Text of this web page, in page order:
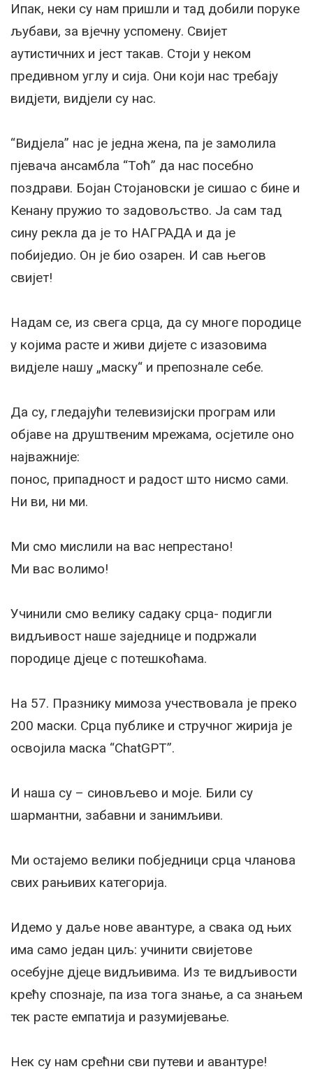
Ипак, неки су нам пришли и тад добили поруке
љубави, за вјечну успомену. Свијет
аутистичних и јест такав. Стоји у неком
предивном углу и сија. Они који нас требају
видјети, видјели су нас.
“Видјела” нас је једна жена, па је замолила
пјевача ансамбла “Тоћ” да нас посебно
поздрави. Бојан Стојановски је сишао с бине и
Кенану пружио то задовољство. Ја сам тад
сину рекла да је то НАГРАДА и да је
побиједио. Он је био озарен. И сав његов
свијет!
Надам се, из свега срца, да су многе породице
у којима расте и живи дијете с изазовима
видјеле нашу „маску“ и препознале себе.
Да су, гледајући телевизијски програм или
објаве на друштвеним мрежама, осјетиле оно
најважније:
понос, припадност и радост што нисмо сами.
Ни ви, ни ми.
Ми смо мислили на вас непрестано!
Ми вас волимо!
Учинили смо велику садаку срца- подигли
видљивост наше заједнице и подржали
породице дјеце с потешкоћама.
На 57. Празнику мимоза учествовала је преко
200 маски. Срца публике и стручног жирија је
освојила маска “ChatGPT”.
И наша су – синовљево и моје. Били су
шармантни, забавни и занимљиви.
Ми остајемо велики побједници срца чланова
свих рањивих категорија.
Идемо у даље нове авантуре, а свака од њих
има само један циљ: учинити свијетове
осебујне дјеце видљивима. Из те видљивости
крећу спознаје, па иза тога знање, а са знањем
тек расте емпатија и разумијевање.
Нек су нам срећни сви путеви и авантуре!